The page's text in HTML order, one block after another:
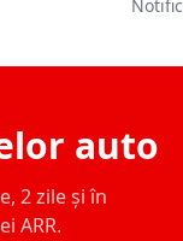
auto
2 zile și în
ARR.